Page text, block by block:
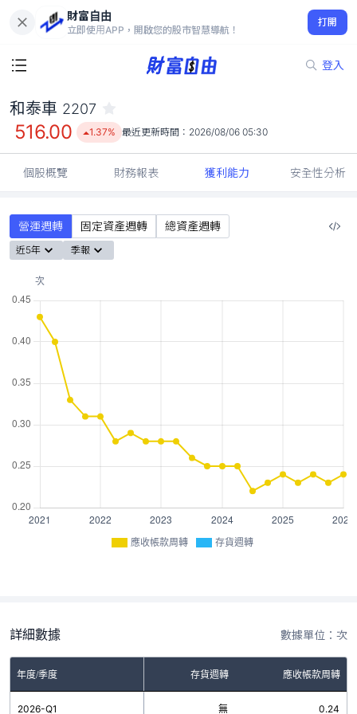
財富自由
立即使用APP，開啟您的股市智慧導航！
打開
登入
516.00
1.37%
和泰車 2207
516.00 1.37% 最近更新時間： 2026/08/06 05:30
個股概覽 財務報表 獲利能力 安全性分析
營運週轉 固定資產週轉 總資產週轉
近5年 季報
應收帳款周轉 存貨週轉
詳細數據 數據單位：次
年度/季度 存貨週轉 應收帳款周轉
2026-Q1 無 0.24